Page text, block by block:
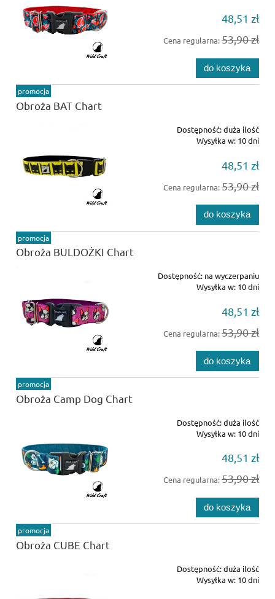
48,51 zł
Cena regularna:53,90 zł
do koszyka
Obroża BAT Chart
Dostępność:duża ilość
Wysyłka w: 10 dni
48,51 zł
Cena regularna:53,90 zł
do koszyka
promocja
Obroża BULDOŻKI Chart
Dostępność: na wyczerpaniu
Wysyłka w: 10 dni
48,51 zł
Cena regularna:53,90 zł
do koszyka
promocja
Obroża Camp Dog Chart
Dostępność:duża ilość
Wysyłka w: 10 dni
48,51 zł
Cena regularna:53,90 zł
do koszyka
promocja
Obroża CUBE Chart
Dostępność:duża ilość
Wysyłka w: 10 dni
promocja